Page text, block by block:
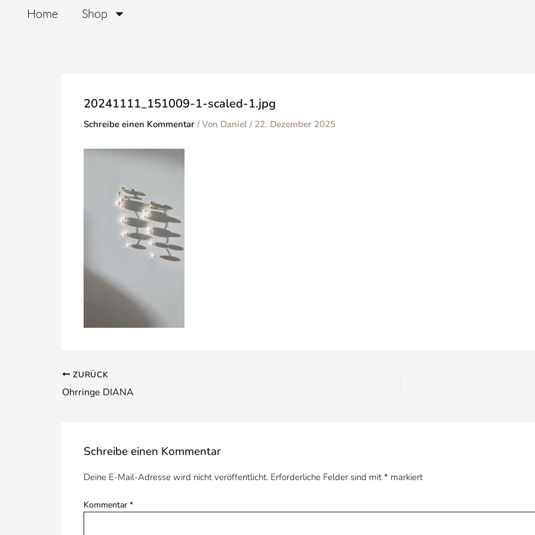
Home Shop
20241111_151009-1-scaled-1.jpg
Schreibe einen Kommentar / Von Daniel / 22. Dezember 2025
ZURÜCK
Ohrringe DIANA
Schreibe einen Kommentar
Deine E-Mail-Adresse wird nicht veröffentlicht. Erforderliche Felder sind mit * markiert
Kommentar *